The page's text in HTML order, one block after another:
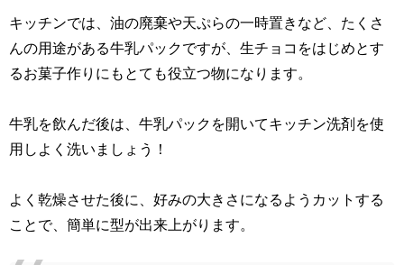
キッチンでは、油の廃棄や天ぷらの一時置きなど、たくさ
んの用途がある牛乳パックですが、生チョコをはじめとす
るお菓子作りにもとても役立つ物になります。
牛乳を飲んだ後は、牛乳パックを開いてキッチン洗剤を使
用しよく洗いましょう！
よく乾燥させた後に、好みの大きさになるようカットする
ことで、簡単に型が出来上がります。